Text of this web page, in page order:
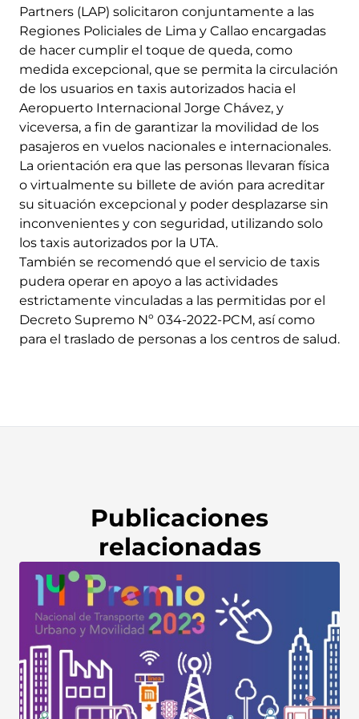
Partners (LAP) solicitaron conjuntamente a las
Regiones Policiales de Lima y Callao encargadas
de hacer cumplir el toque de queda, como
medida excepcional, que se permita la circulación
de los usuarios en taxis autorizados hacia el
Aeropuerto Internacional Jorge Chávez, y
viceversa, a fin de garantizar la movilidad de los
pasajeros en vuelos nacionales e internacionales.
La orientación era que las personas llevaran física
o virtualmente su billete de avión para acreditar
su situación excepcional y poder desplazarse sin
inconvenientes y con seguridad, utilizando solo
los taxis autorizados por la UTA.
También se recomendó que el servicio de taxis
pudera operar en apoyo a las actividades
estrictamente vinculadas a las permitidas por el
Decreto Supremo Nº 034-2022-PCM, así como
para el traslado de personas a los centros de salud.
Publicaciones
relacionadas